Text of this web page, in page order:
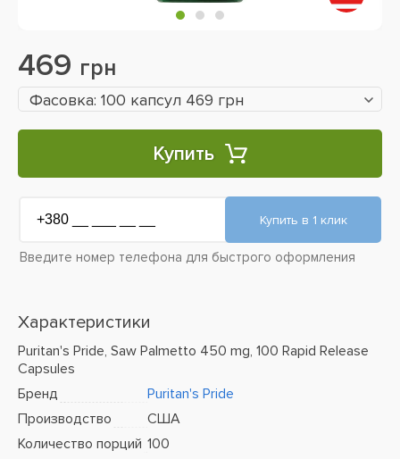
469 грн
Фасовка: 100 капсул 469 грн
Купить
Введите номер телефона для быстрого оформления
Характеристики
Puritan's Pride, Saw Palmetto 450 mg, 100 Rapid Release
Capsules
Бренд
Puritan's Pride
Производство
США
Количество порций 100